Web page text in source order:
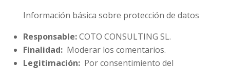
Información básica sobre protección de datos
Responsable:COTO CONSULTING SL.
Finalidad:Moderar los comentarios.
Legitimación:Por consentimiento del